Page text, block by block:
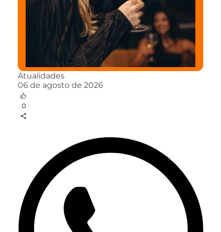
Atualidades
06 de agosto de 2026
0